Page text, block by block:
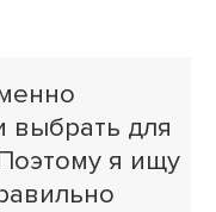
выбрать для
я ищу